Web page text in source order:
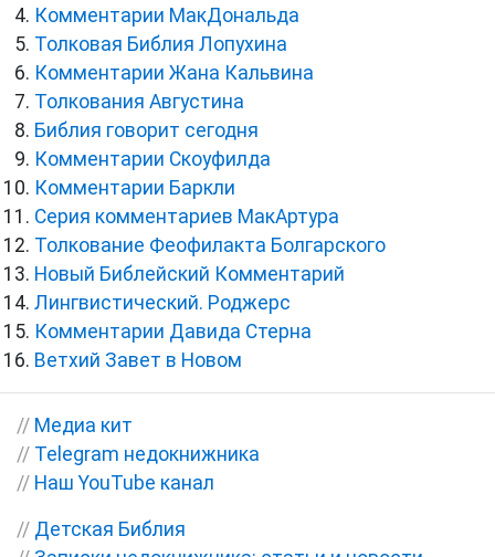
Комментарии МакДональда
Толковая Библия Лопухина
Комментарии Жана Кальвина
Толкования Августина
Библия говорит сегодня
Комментарии Скоуфилда
Комментарии Баркли
Серия комментариев МакАртура
Толкование Феофилакта Болгарского
Новый Библейский Комментарий
Лингвистический. Роджерс
Комментарии Давида Стерна
Ветхий Завет в Новом
// Медиа кит
// Telegram недокнижника
// Наш YouTube канал
// Детская Библия